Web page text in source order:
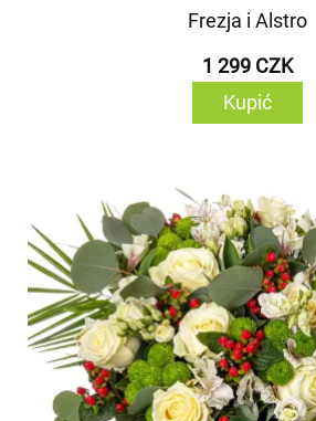
Frezja i Alstro
1 299 CZK
Kupić